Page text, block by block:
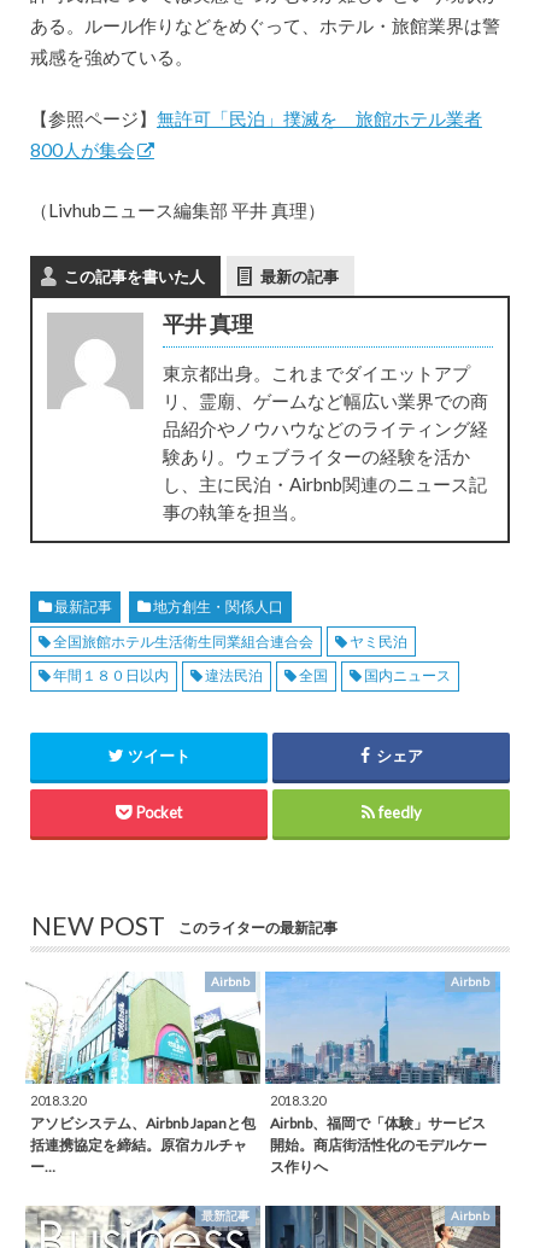
ある。ルール作りなどをめぐって、ホテル・旅館業界は警
戒感を強めている。
【参照ページ】 無許可「民泊」撲滅を 旅館ホテル業者
800人が集会
（Livhubニュース編集部 平井 真理）
この記事を書いた人 最新の記事
平井 真理
東京都出身。これまでダイエットアプ
リ、霊廟、ゲームなど幅広い業界での商
品紹介やノウハウなどのライティング経
験あり。ウェブライターの経験を活か
し、主に民泊・Airbnb関連のニュース記
事の執筆を担当。
最新記事
地方創生・関係人口
全国旅館ホテル生活衛生同業組合連合会
ヤミ民泊
年間１８０日以内
違法民泊 全国 国内ニュース
ツイート シェア
Pocket feedly
NEW POST このライターの最新記事
Airbnb
2018.3.20
アソビシステム、Airbnb Japanと包
括連携協定を締結。原宿カルチャ
ー…
Airbnb
2018.3.20
Airbnb、福岡で「体験」サービス
開始。商店街活性化のモデルケー
ス作りへ
最新記事 Airbnb